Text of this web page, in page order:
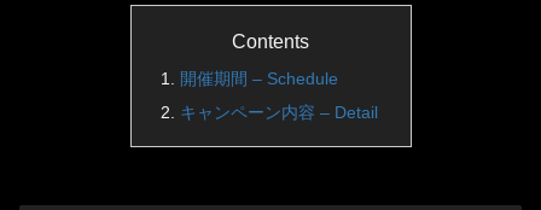
Contents
開催期間 – Schedule
キャンペーン内容 – Detail